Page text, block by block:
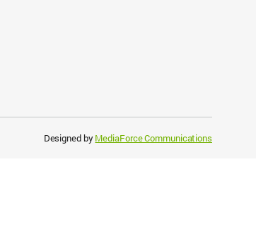
Designed byMediaForce Communications